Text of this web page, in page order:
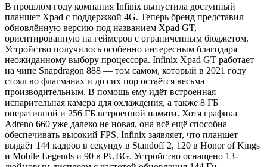
В прошлом году компания Infinix выпустила доступный
планшет Xpad с поддержкой 4G. Теперь бренд представил
обновлённую версию под названием Xpad GT,
ориентированную на геймеров с ограниченным бюджетом.
Устройство получилось особенно интересным благодаря
неожиданному выбору процессора. Infinix Xpad GT работает
на чипе Snapdragon 888 — том самом, который в 2021 году
стоял во флагманах и до сих пор остаётся весьма
производительным. В помощь ему идёт встроенная
испарительная камера для охлаждения, а также 8 ГБ
оперативной и 256 ГБ встроенной памяти. Хотя графика
Adreno 660 уже далеко не новая, она всё ещё способна
обеспечивать высокий FPS. Infinix заявляет, что планшет
выдаёт 144 кадров в секунду в Standoff 2, 120 в Honor of Kings
и Mobile Legends и 90 в PUBG. Устройство оснащено 13-